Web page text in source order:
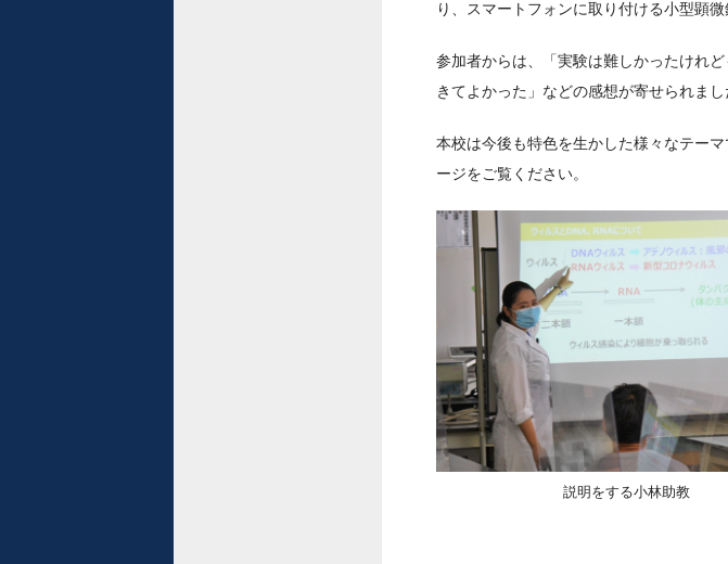
り、スマートフォンに取り付ける小型顕
参加者からは、「実験は難しかったけれ
きてよかった」などの感想が寄せられまし
本校は今後も特色を生かした様々なテー
ージをご覧ください。
説明をする小林助教